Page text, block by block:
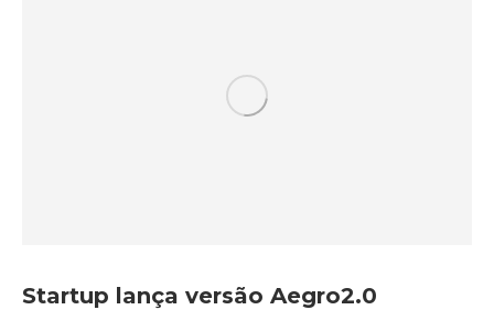
Startup lança versão Aegro2.0